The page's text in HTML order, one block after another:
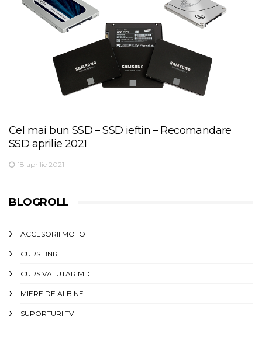
Cel mai bun SSD – SSD ieftin – Recomandare
SSD aprilie 2021
18 aprilie 2021
BLOGROLL
ACCESORII MOTO
CURS BNR
CURS VALUTAR MD
MIERE DE ALBINE
SUPORTURI TV